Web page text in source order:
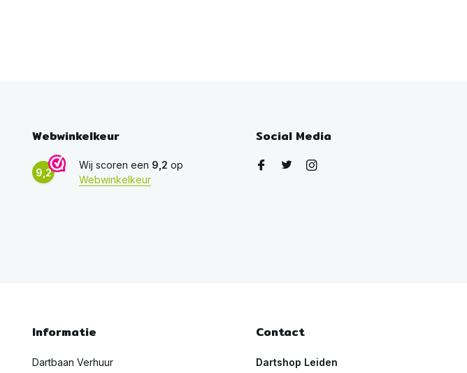
Webwinkelkeur
9,2
Wij scoren een 9,2 op
Webwinkelkeur
Social Media
Informatie
Dartbaan Verhuur
Contact
Dartshop Leiden